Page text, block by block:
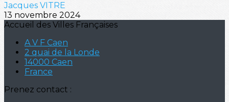
Jacques VITRE
13 novembre 2024
Accueil des Villes Françaises
A V F Caen
2 quai de la Londe
14000 Caen
France
Prenez contact :